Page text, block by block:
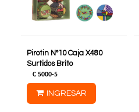
Pirotin Nº10 Caja X480
Surtidos Brito
C 5000-5
INGRESAR